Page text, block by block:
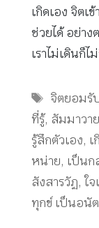
เกิดเอง จิตเ
ช่วยได้ อย่าง
เราไม่เดินก็
Tags
จิตยอมรั
ที่รู้, สัมมาวา
รู้สึกตัวเอง, เ
หน่าย, เป็น
สังสารวัฏ, ใ
ทุกข์ เป็นอนั